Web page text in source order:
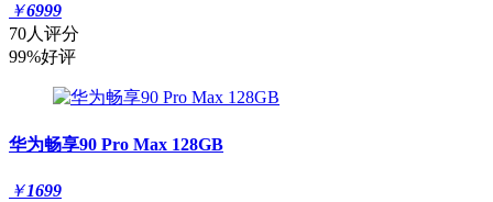
￥6999
70人评分
99%好评
华为畅享90 Pro Max 128GB
￥1699